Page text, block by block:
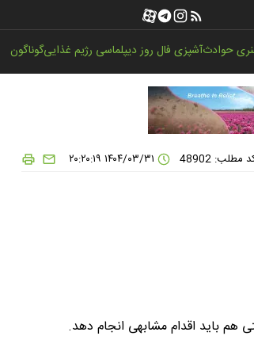
حوادثآشپزیفال روزدیپلماسی رژیم غذاییگوناگون
مطلب: 48902
هم باید اقدام مشابهی انجام دهد.